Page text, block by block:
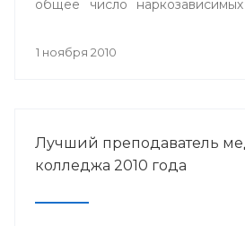
общее число
1 ноября 2010
Лучший преподаватель
колледжа 2010 года